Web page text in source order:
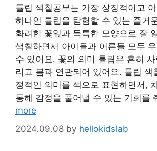
튤립 색칠공부는 가장 상징적이고
하나인 튤립을 탐험할 수 있는 즐거
화려한 꽃잎과 독특한 모양으로 잘
색칠하면서 아이들과 어른들 모두
수 있어요. 꽃의 의미 튤립은 흔히
리고 봄과 연관되어 있어요. 튤립 색
정적인 의미를 색으로 표현하면서,
통해 감정을 풀어낼 수 있는 기회를
more
2024.09.08 by hellokidslab